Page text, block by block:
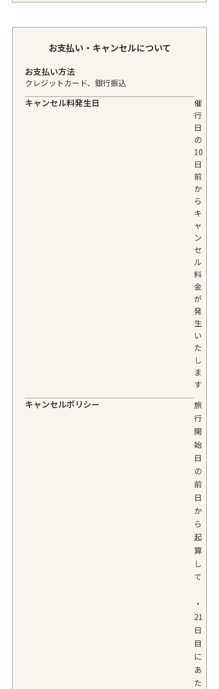
お支払い・キャンセルについて
お支払い方法
クレジットカード、銀行振込
キャンセル料発生日
催
行
日
の
10
日
前
か
ら
キ
ャ
ン
セ
ル
料
金
が
発
生
い
た
し
ま
す
キャンセルポリシー
旅
行
開
始
日
の
前
日
か
ら
起
算
し
て
・
21
日
目
に
あ
た